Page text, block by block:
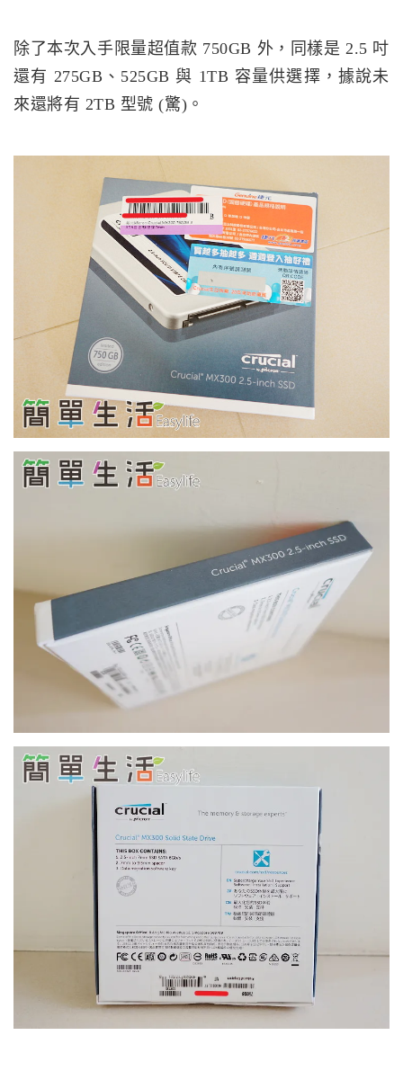
除了本次入手限量超值款 750GB 外，同樣是 2.5 吋
還有 275GB、525GB 與 1TB 容量供選擇，據說未
來還將有 2TB 型號 (驚)。